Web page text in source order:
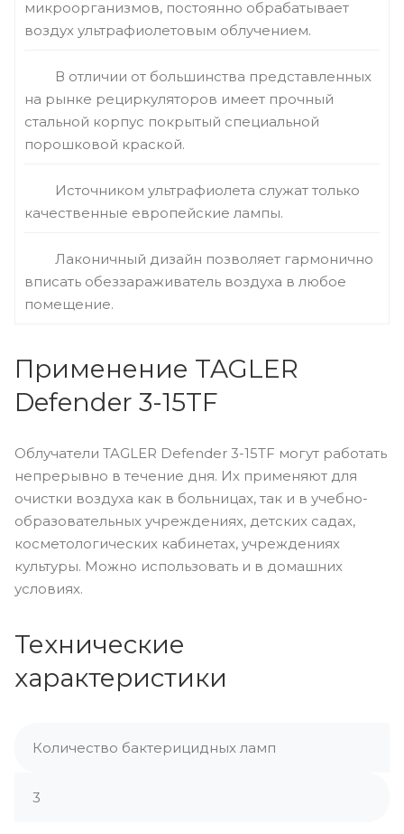
микроорганизмов, постоянно обрабатывает
воздух ультрафиолетовым облучением.
В отличии от большинства представленных
на рынке рециркуляторов имеет прочный
стальной корпус покрытый специальной
порошковой краской.
Источником ультрафиолета служат только
качественные европейские лампы.
Лаконичный дизайн позволяет гармонично
вписать обеззараживатель воздуха в любое
помещение.
Применение TAGLER
Defender 3-15TF
Облучатели TAGLER Defender 3-15TF могут работать
непрерывно в течение дня. Их применяют для
очистки воздуха как в больницах, так и в учебно-
образовательных учреждениях, детских садах,
косметологических кабинетах, учреждениях
культуры. Можно использовать и в домашних
условиях.
Технические
характеристики
Количество бактерицидных ламп
3